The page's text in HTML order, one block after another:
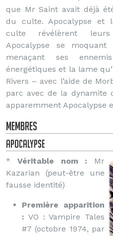
que Mr Saint avait déjà
du culte. Apocalypse et
culte révélèrent leurs
Apocalypse se
menaçant ses
énergétiques et la lame
Rivers – avec l’aide de
parc avec de la dynamite
apparemment Apocalypse
Membres
Apocalypse
* Véritable nom : Mr
Kazarian (peut-être une
fausse identité)
Première apparition
: VO : Vampire Tales
#7 (octobre 1974, par